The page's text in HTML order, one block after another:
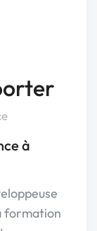
à
formation